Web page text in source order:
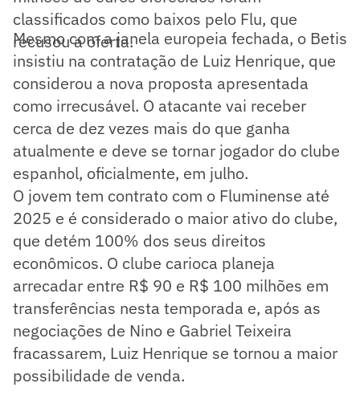
classificados como baixos pelo Flu, que
recusou a oferta.
Mesmo com a janela europeia fechada, o Betis
insistiu na contratação de Luiz Henrique, que
considerou a nova proposta apresentada
como irrecusável. O atacante vai receber
cerca de dez vezes mais do que ganha
atualmente e deve se tornar jogador do clube
espanhol, oficialmente, em julho.
O jovem tem contrato com o Fluminense até
2025 e é considerado o maior ativo do clube,
que detém 100% dos seus direitos
econômicos. O clube carioca planeja
arrecadar entre R$ 90 e R$ 100 milhões em
transferências nesta temporada e, após as
negociações de Nino e Gabriel Teixeira
fracassarem, Luiz Henrique se tornou a maior
possibilidade de venda.